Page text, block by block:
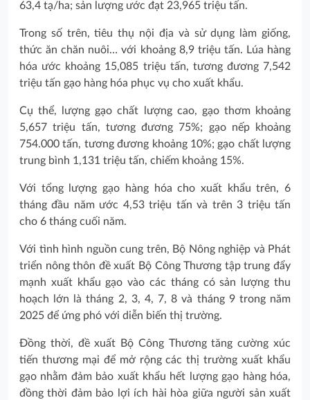
63,4 tạ/ha; sản lượng ước đạt 23,965 triệu tấn.
Trong số trên, tiêu thụ nội địa và sử dụng làm giống,
thức ăn chăn nuôi… với khoảng 8,9 triệu tấn. Lúa hàng
hóa ước khoảng 15,085 triệu tấn, tương đương 7,542
triệu tấn gạo hàng hóa phục vụ cho xuất khẩu.
Cụ thể, lượng gạo chất lượng cao, gạo thơm khoảng
5,657 triệu tấn, tương đương 75%; gạo nếp khoảng
754.000 tấn, tương đương khoảng 10%; gạo chất lượng
trung bình 1,131 triệu tấn, chiếm khoảng 15%.
Với tổng lượng gạo hàng hóa cho xuất khẩu trên, 6
tháng đầu năm ước 4,53 triệu tấn và trên 3 triệu tấn
cho 6 tháng cuối năm.
Với tình hình nguồn cung trên, Bộ Nông nghiệp và Phát
triển nông thôn đề xuất Bộ Công Thương tập trung đẩy
mạnh xuất khẩu gạo vào các tháng có sản lượng thu
hoạch lớn là tháng 2, 3, 4, 7, 8 và tháng 9 trong năm
2025 để ứng phó với diễn biến thị trường.
Đồng thời, đề xuất Bộ Công Thương tăng cường xúc
tiến thương mại để mở rộng các thị trường xuất khẩu
gạo nhằm đảm bảo xuất khẩu hết lượng gạo hàng hóa,
đồng thời đảm bảo lợi ích hài hòa giữa người sản xuất